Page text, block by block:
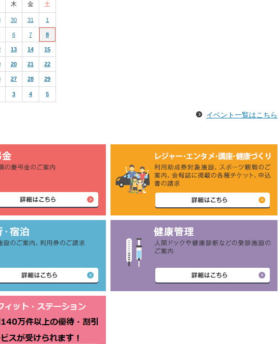
木 金 土
30 31 1
6 7 8
13 14 15
20 21 22
27 28 29
3 4 5
イベント一覧はこちら